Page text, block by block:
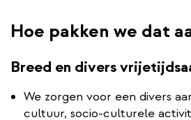
Hoe pakken we dat
Breed en divers
We zorgen voor een divers
cultuur, socio-culturele